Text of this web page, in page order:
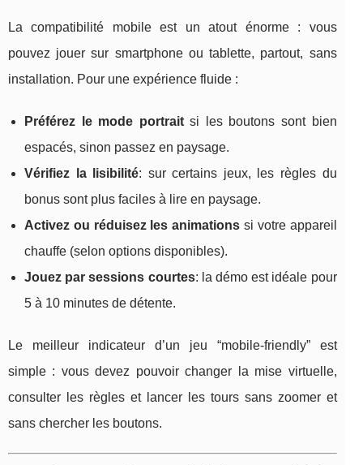
La compatibilité mobile est un atout énorme : vous
pouvez jouer sur smartphone ou tablette, partout, sans
installation. Pour une expérience fluide :
Préférez le mode portraitsi les boutons sont bien
espacés, sinon passez en paysage.
Vérifiez la lisibilité: sur certains jeux, les règles du
bonus sont plus faciles à lire en paysage.
Activez ou réduisez les animations si votre appareil
chauffe (selon options disponibles).
Jouez par sessions courtes: la démo est idéale pour
5 à 10 minutes de détente.
Le meilleur indicateur d’un jeu “mobile-friendly” est
simple : vous devez pouvoir changer la mise virtuelle,
consulter les règles et lancer les tours sans zoomer et
sans chercher les boutons.